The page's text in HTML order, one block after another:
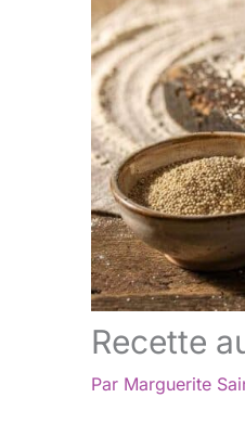
Recette
Par Marguerite